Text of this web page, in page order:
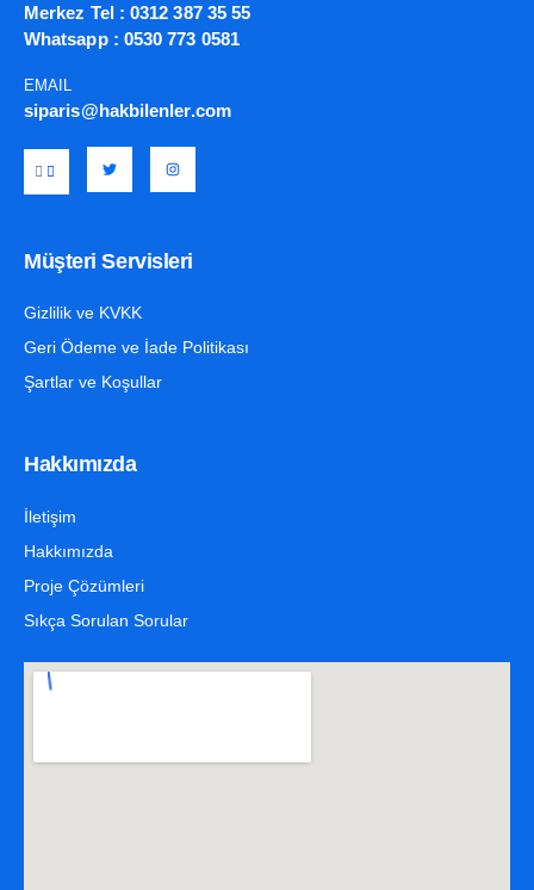
Merkez Tel : 0312 387 35 55
Whatsapp : 0530 773 0581
EMAIL
siparis@hakbilenler.com
Müşteri Servisleri
Gizlilik ve KVKK
Geri Ödeme ve İade Politikası
Şartlar ve Koşullar
Hakkımızda
İletişim
Hakkımızda
Proje Çözümleri
Sıkça Sorulan Sorular